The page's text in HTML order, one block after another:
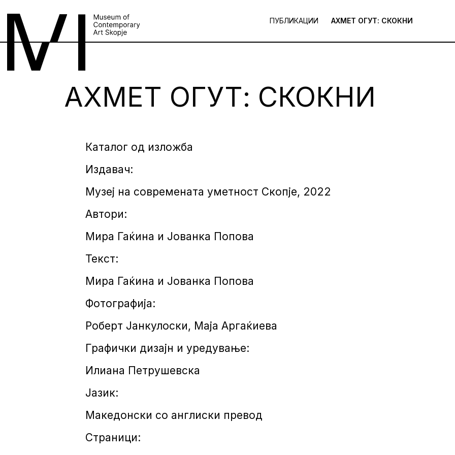
ПУБЛИКАЦИИ АХМЕТ ОГУТ: СКОКНИ
АХМЕТ ОГУТ: СКОКНИ
Каталог од изложба
Издавач:
Музеј на современата уметност Скопје, 2022
Автори:
Мира Гаќина и Јованка Попова
Текст:
Мира Гаќина и Јованка Попова
Фотографија:
Роберт Јанкулоски, Маја Аргаќиева
Графички дизајн и уредување:
Илиана Петрушевска
Јазик:
Македонски со англиски превод
Страници: